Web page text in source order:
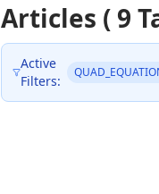
Articles ( 9
Active
Filters: